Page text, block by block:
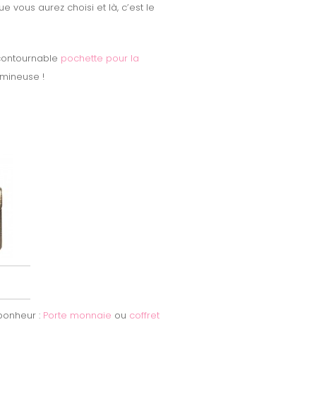
vous aurez choisi et là, c’est le
pochette pour la
!
: Porte monnaie ou coffret